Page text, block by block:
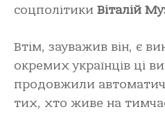
соцполітики Віталій
Втім, зауважив він, є
окремих українців ці
продовжили
тих, хто живе на